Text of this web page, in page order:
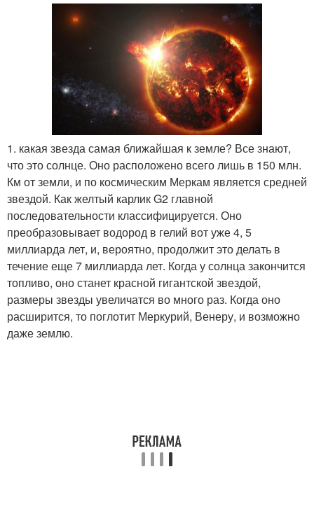
1. какая звезда самая ближайшая к земле? Все знают,
что это солнце. Оно расположено всего лишь в 150 млн.
Км от земли, и по космическим Меркам является средней
звездой. Как желтый карлик G2 главной
последовательности классифицируется. Оно
преобразовывает водород в гелий вот уже 4, 5
миллиарда лет, и, вероятно, продолжит это делать в
течение еще 7 миллиарда лет. Когда у солнца закончится
топливо, оно станет красной гигантской звездой,
размеры звезды увеличатся во много раз. Когда оно
расширится, то поглотит Меркурий, Венеру, и возможно
даже землю.